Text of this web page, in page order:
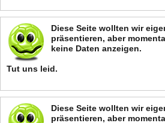
Diese Seite wollten wir
präsentieren, aber
keine Daten anzeigen.
Tut uns leid.
Diese Seite wollten wir
präsentieren, aber